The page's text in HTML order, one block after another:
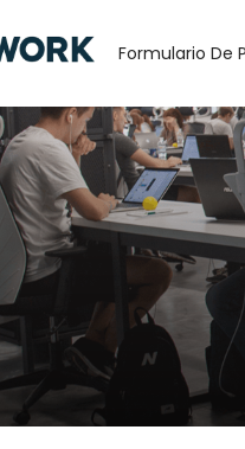
Formulario De